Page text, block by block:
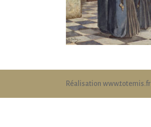
Réalisation www.totemis.fr